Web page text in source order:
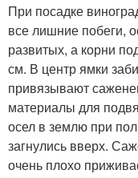
При посадке
все лишние побеги,
развитых, а корни
см. В центр ямки
привязывают
материалы для
осел в землю при
загнулись вверх.
очень плохо